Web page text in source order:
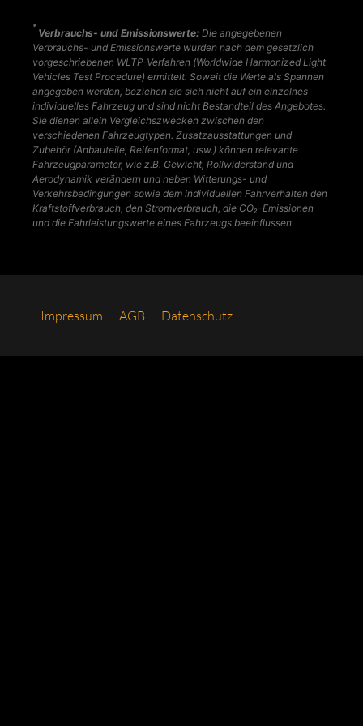
*
Verbrauchs- und Emissionswerte: Die angegebenen
Verbrauchs- und Emissionswerte wurden nach dem gesetzlich
vorgeschriebenen WLTP-Verfahren (Worldwide Harmonized Light
Vehicles Test Procedure) ermittelt. Soweit die Werte als Spannen
angegeben werden, beziehen sie sich nicht auf ein einzelnes
individuelles Fahrzeug und sind nicht Bestandteil des Angebotes.
Sie dienen allein Vergleichszwecken zwischen den
verschiedenen Fahrzeugtypen. Zusatzausstattungen und
Zubehör (Anbauteile, Reifenformat, usw.) können relevante
Fahrzeugparameter, wie z.B. Gewicht, Rollwiderstand und
Aerodynamik verändern und neben Witterungs- und
Verkehrsbedingungen sowie dem individuellen Fahrverhalten den
Kraftstoffverbrauch, den Stromverbrauch, die CO₂-Emissionen
und die Fahrleistungswerte eines Fahrzeugs beeinflussen.
Impres­sum AGB Daten­schutz